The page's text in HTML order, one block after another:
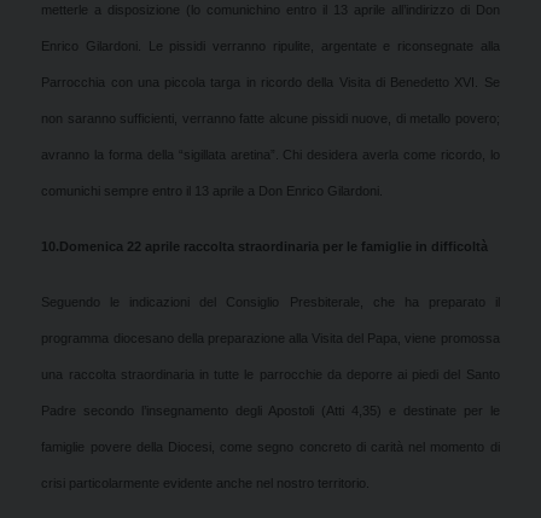
metterle a disposizione (lo comunichino entro il 13 aprile all’indirizzo di Don
Enrico Gilardoni. Le pissidi verranno ripulite, argentate e riconsegnate alla
Parrocchia con una piccola targa in ricordo della Visita di Benedetto XVI. Se
non saranno sufficienti, verranno fatte alcune pissidi nuove, di metallo povero;
avranno la forma della “sigillata aretina”. Chi desidera averla come ricordo, lo
comunichi sempre entro il 13 aprile a Don Enrico Gilardoni.
10.Domenica 22 aprile raccolta straordinaria per le famiglie in difficoltà
Seguendo le indicazioni del Consiglio Presbiterale, che ha preparato il
programma diocesano della preparazione alla Visita del Papa, viene promossa
una raccolta straordinaria in tutte le parrocchie da deporre ai piedi del Santo
Padre secondo l’insegnamento degli Apostoli (Atti 4,35) e destinate per le
famiglie povere della Diocesi, come segno concreto di carità nel momento di
crisi particolarmente evidente anche nel nostro territorio.